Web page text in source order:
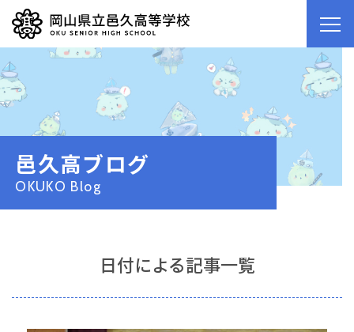
邑久高ブログ
OKUKO Blog
日付による記事一覧